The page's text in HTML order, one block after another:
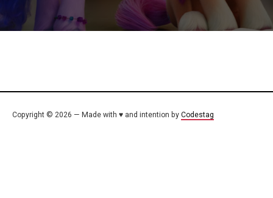
Copyright © 2026 — Made with ♥ and intention by Codestag